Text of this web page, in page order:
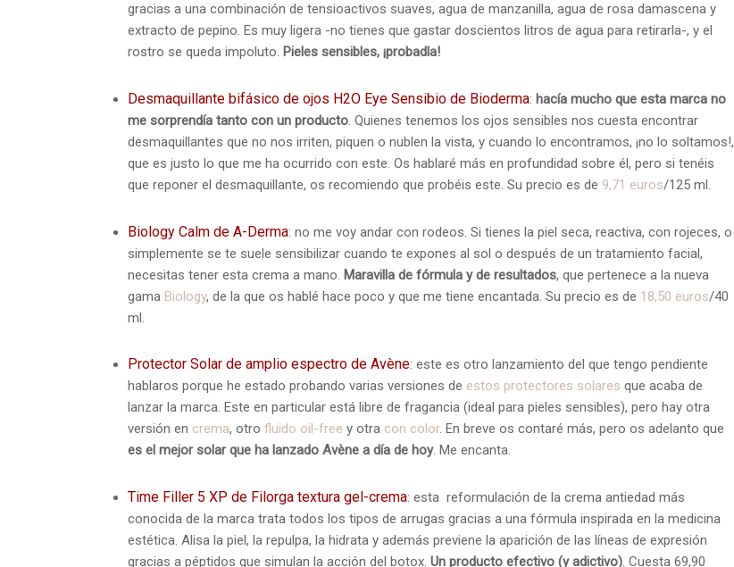
gracias a una combinación de tensioactivos suaves, agua de manzanilla, agua de rosa damascena y
extracto de pepino. Es muy ligera -no tienes que gastar doscientos litros de agua para retirarla-, y el
rostro se queda impoluto. Pieles sensibles, ¡probadla!
Desmaquillante bifásico de ojos H2O Eye Sensibio de Bioderma: hacía mucho que esta marca no
me sorprendía tanto con un producto. Quienes tenemos los ojos sensibles nos cuesta encontrar
desmaquillantes que no nos irriten, piquen o nublen la vista, y cuando lo encontramos, ¡no lo soltamos!,
que es justo lo que me ha ocurrido con este. Os hablaré más en profundidad sobre él, pero si tenéis
que reponer el desmaquillante, os recomiendo que probéis este. Su precio es de 9,71 euros/125 ml.
Biology Calm de A-Derma: no me voy andar con rodeos. Si tienes la piel seca, reactiva, con rojeces, o
simplemente se te suele sensibilizar cuando te expones al sol o después de un tratamiento facial,
necesitas tener esta crema a mano. Maravilla de fórmula y de resultados, que pertenece a la nueva
gama Biology, de la que os hablé hace poco y que me tiene encantada. Su precio es de 18,50 euros/40
ml.
Protector Solar de amplio espectro de Avène: este es otro lanzamiento del que tengo pendiente
hablaros porque he estado probando varias versiones de estos protectores solares que acaba de
lanzar la marca. Este en particular está libre de fragancia (ideal para pieles sensibles), pero hay otra
versión en crema, otro fluido oil-free y otra con color. En breve os contaré más, pero os adelanto que
es el mejor solar que ha lanzado Avène a día de hoy. Me encanta.
Time Filler 5 XP de Filorga textura gel-crema: esta reformulación de la crema antiedad más
conocida de la marca trata todos los tipos de arrugas gracias a una fórmula inspirada en la medicina
estética. Alisa la piel, la repulpa, la hidrata y además previene la aparición de las líneas de expresión
gracias a péptidos que simulan la acción del botox. Un producto efectivo (y adictivo). Cuesta 69,90